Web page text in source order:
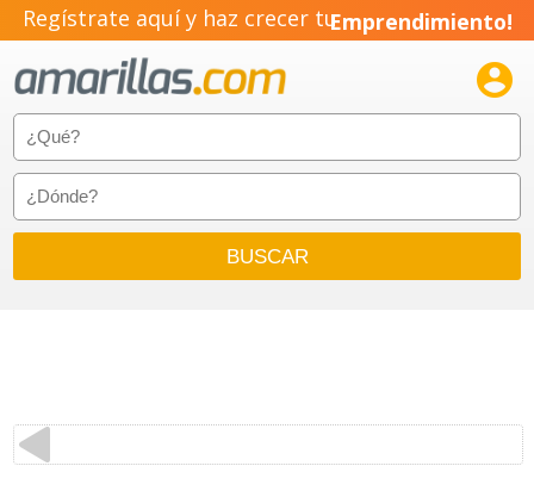
Regístrate aquí y haz crecer tuEmprendimiento!
